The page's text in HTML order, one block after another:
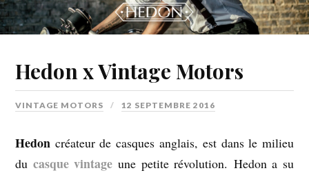
Hedon x Vintage Motors
VINTAGE MOTORS 12 SEPTEMBRE 2016
Hedon créateur de casques anglais, est dans le milieu
du casque vintage une petite révolution. Hedon a su